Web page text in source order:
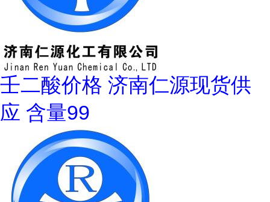
壬二酸价格 济南仁源现货供
应 含量99